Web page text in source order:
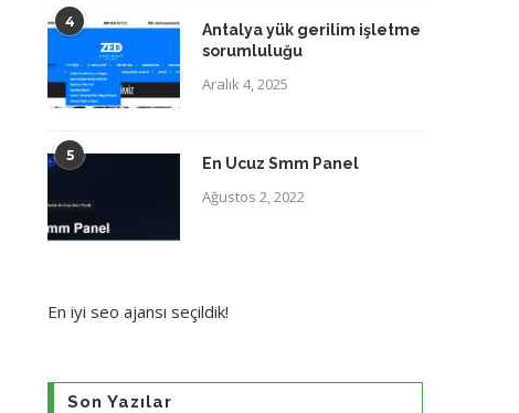
4
Antalya yük gerilim işletme
sorumluluğu
Aralık 4, 2025
5 En Ucuz Smm Panel
Ağustos 2, 2022
En iyi seo ajansı seçildik!
Son Yazılar